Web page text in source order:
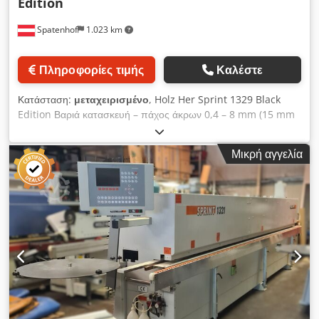
συμφωνίας. Dsdpfx Aoztbutsh Tjkr Η αποσυναρμολόγηση, η
φόρτωση και η μεταφορά πραγματοποιούνται με έξοδα του
αγοραστή, εκτός εάν συμφωνηθεί διαφορετικά. Παρακαλώ
επικοινωνήστε μαζί μου μέσω της Machineseeker για
περισσότερες πληροφορίες, πρόσθετες φωτογραφίες, ένα
βίντεο επίδειξης ή για να κανονίσουμε έναν έλεγχο.
Spatenhof 1.023 km
Πληροφορίες τιμής Καλέστε
Κατάσταση: μεταχειρισμένο, Holz Her Sprint 1329 Black
Edition Βαριά κατασκευή – πάχος άκρων 0,4 – 8 mm (15 mm
με αλλαγή εργαλείου) Οθόνη αφής 18,5", έγχρωμη οθόνη
Power-PC Μηχανοκίνητη ρύθμιση ύψους της γέφυρας με
έλεγχο θέσης Προ-φρεζαριστική μονάδα για τοποθέτηση πριν
από το σταθμό συγκόλλησης Αυτόματη ράγα εισόδου 1350
mm Αυτόματο μαγαζί άκρων για ρολά και λωρίδες Σταθμός
επικόλλησης GLU-JET – δοχεία κόλλας, κόλλα σε κόκκους +
κόλλα πολυουρεθάνης, τεχνολογία λεπτού υμενίου Μέγιστο
ύψος άκρων 60 mm Ρύθμιση ύψους κόλλας / αισθητήρας-
ακροφύσιο Πακέτο υψηλής γυαλάδας Μονάδα πίεσης 1913,
μηχανοκίνητη-πνευματική, άξονας NC-Servo Μονάδα κοπής
για ρολά και λωρίδες, μέχρι πάχος άκρων 15 mm
Dksdpfszdzlmox Ah Tjr Με ηλεκτρο-πνευματική ρύθμιση
κλίσης 0-10° της δισκοπριονού Πολυλειτουργική μονάδα
Μικρή αγγελία